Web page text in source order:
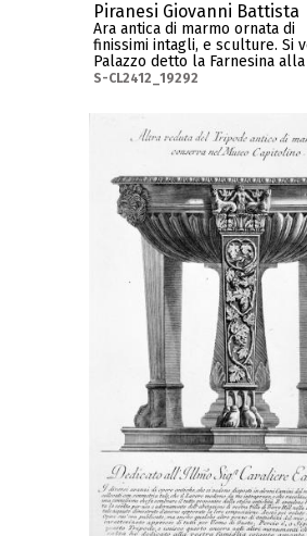
Piranesi Giovanni Battista
Ara antica di marmo ornata di
finissimi intagli, e sculture. Si
Palazzo detto la Farnesina
S-CL2412_19292